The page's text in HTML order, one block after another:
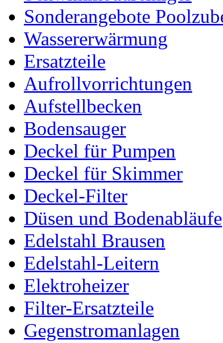
Sonderangebote
Wassererwärmung
Ersatzteile
Aufrollvorrichtungen
Aufstellbecken
Bodensauger
Deckel für Pumpen
Deckel für Skimmer
Deckel-Filter
Düsen und Bodenabläufe
Edelstahl Brausen
Edelstahl-Leitern
Elektroheizer
Filter-Ersatzteile
Gegenstromanlagen